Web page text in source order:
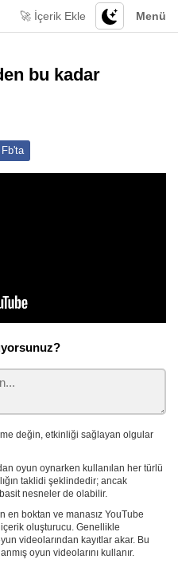
Menü
🚀 İçerik Ekle
bu kadar
Fb'ta
değin, etkinliği sağlayan olgular
oyun oynarken kullanılan her türlü
taklidi şeklindedir; ancak
nesneler de olabilir.
en boktan ve manasız YouTube
içerik oluşturucu. Genellikle
videolarından kayıtlar akar. Bu
oyun videolarını kullanır.